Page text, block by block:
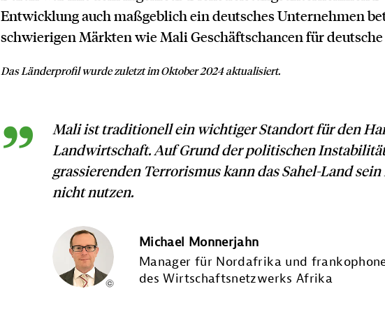
Entwicklung auch maßgeblich ein deutsches Unternehmen
schwierigen Märkten wie Mali Geschäftschancen für
Das Länderprofil wurde zuletzt im Oktober 2024 aktualisiert.
Mali ist traditionell ein wichtiger Standort für den
Landwirtschaft. Auf Grund der politischen
grassierenden Terrorismus kann das Sahel-Land
nicht nutzen.
Michael Monnerjahn
Manager für Nordafrika und
des Wirtschaftsnetzwerks Afrika